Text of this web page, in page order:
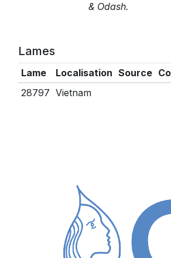
& Odash.
Lames
Lame Localisation Source
28797 Vietnam